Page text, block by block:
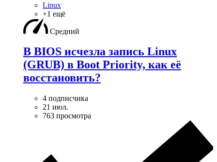
Linux
+1 ещё
Средний
В BIOS исчезла запись Linux
(GRUB) в Boot Priority, как её
восстановить?
4 подписчика
21 июл.
763 просмотра